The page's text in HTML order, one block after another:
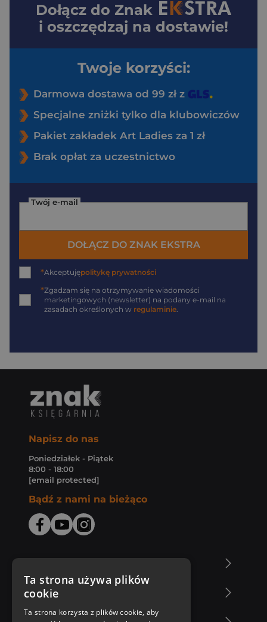
Dołącz do Znak
i oszczędzaj na dostawie!
Twoje korzyści:
Darmowa dostawa od 99 zł z
Specjalne zniżki tylko dla klubowiczów
Pakiet zakładek Art Ladies za 1 zł
Brak opłat za uczestnictwo
Twój e-mail
DOŁĄCZ DO ZNAK EKSTRA
*Akceptujępolitykę prywatności
*Zgadzam się na otrzymywanie wiadomości
marketingowych (newsletter) na podany e-mail na
zasadach określonych w regulaminie
Napisz do nas
Poniedziałek - Piątek
8:00 - 18:00
[email protected]
Bądź z nami na bieżąco
Zakupy u nas
Ta strona używa plików
cookie
Ta strona korzysta z plików cookie, aby